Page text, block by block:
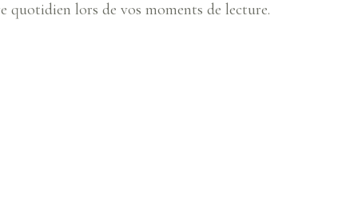
quotidien lors de vos moments de lecture.